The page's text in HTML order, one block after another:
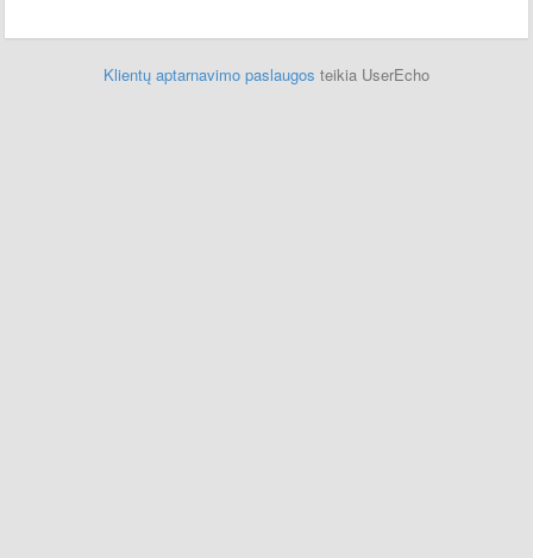
Klientų aptarnavimo paslaugos teikia UserEcho